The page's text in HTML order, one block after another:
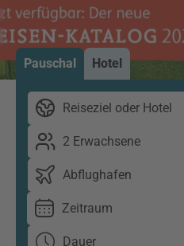
Pauschal Hotel
Reiseziel oder Hotel
2 Erwachsene
Abflughafen
Zeitraum
Dauer